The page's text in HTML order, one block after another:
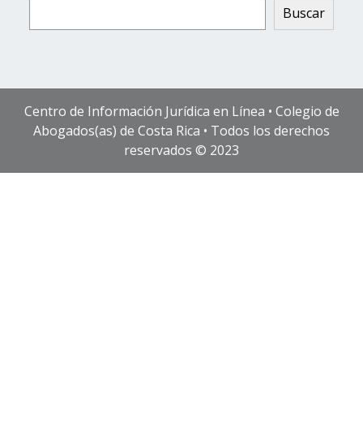
Buscar
Centro de Información Jurídica en Línea • Colegio de
Abogados(as) de Costa Rica • Todos los derechos
reservados © 2023